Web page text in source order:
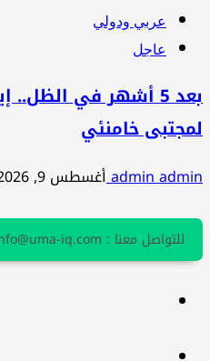
عربي ودولي
عاجل
بعد 5 أشهر في
لمجتبى خامنئي
admin adminأغسطس 9, 2026
للتواصل معنا : info@uma-iq.com